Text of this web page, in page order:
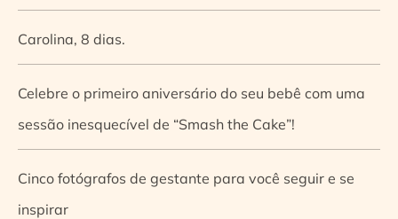
Carolina, 8 dias.
Celebre o primeiro aniversário do seu bebê com uma
sessão inesquecível de “Smash the Cake”!
Cinco fotógrafos de gestante para você seguir e se
inspirar